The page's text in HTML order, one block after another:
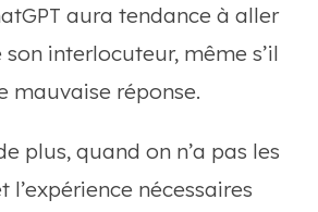
aura tendance à aller
son interlocuteur, même s’il
mauvaise réponse.
plus, quand on n’a pas les
l’expérience nécessaires